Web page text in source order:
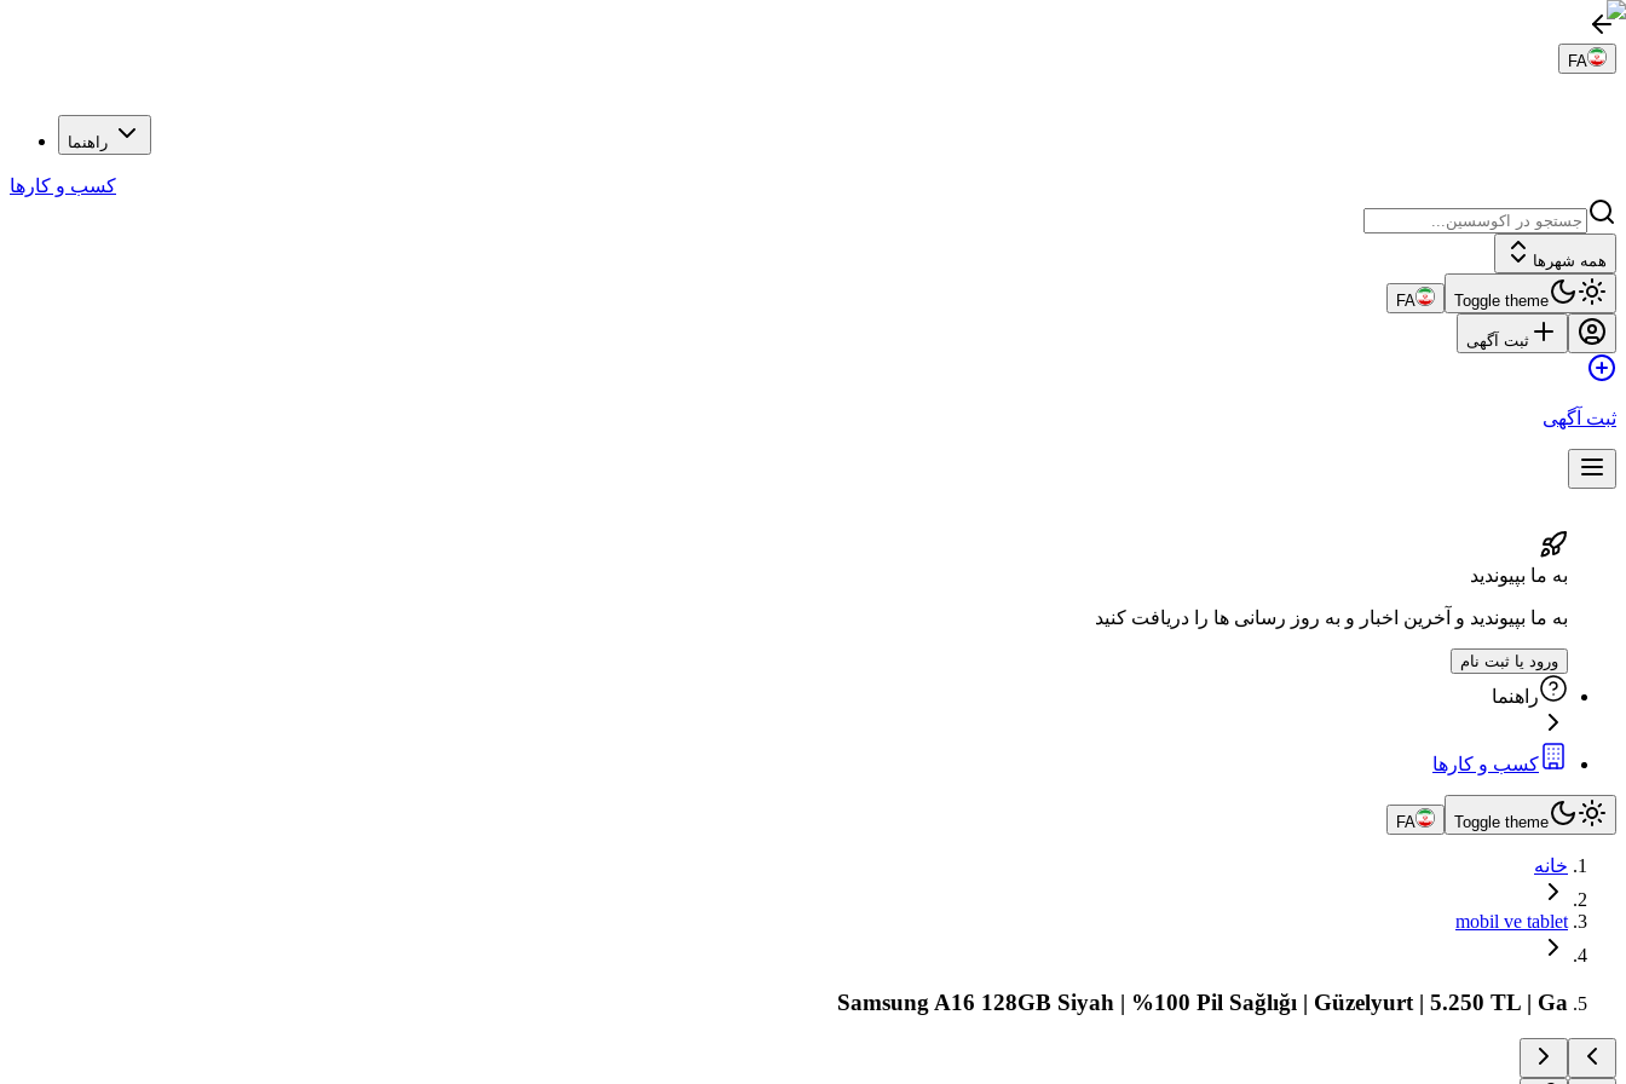
FA
راهنما
کسب و کارها
همه شهرها
Toggle theme
FA
ثبت آگهی
ثبت آگهی
به ما بپیوندید
به ما بپیوندید و آخرین اخبار و به روز رسانی ها را دریافت کنید
ورود یا ثبت نام
راهنما
کسب و کارها
Toggle theme
FA
خانه
mobil ve tablet
Samsung A16 128GB Siyah | %100 Pil Sağlığı | Güzelyurt | 5.250 TL | Ga